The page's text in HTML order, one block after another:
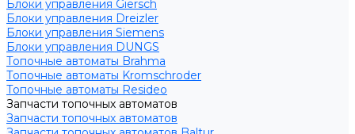
Блоки управления Giersch
Блоки управления Dreizler
Блоки управления Siemens
Блоки управления DUNGS
Топочные автоматы Brahma
Топочные автоматы Kromschroder
Топочные автоматы Resideo
Запчасти топочных автоматов
Запчасти топочных автоматов